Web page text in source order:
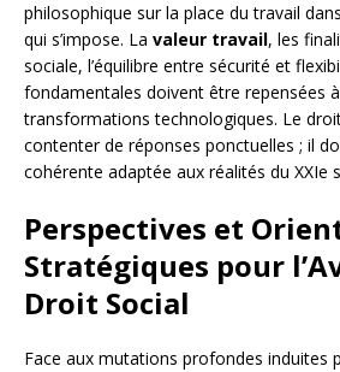
philosophique sur la place du travail
qui s’impose. La valeur travail, les
sociale, l’équilibre entre sécurité et
fondamentales doivent être repensées à
transformations technologiques. Le
contenter de réponses ponctuelles ; il
cohérente adaptée aux réalités du XXIe
Perspectives et
Stratégiques pour
Droit Social
Face aux mutations profondes induites